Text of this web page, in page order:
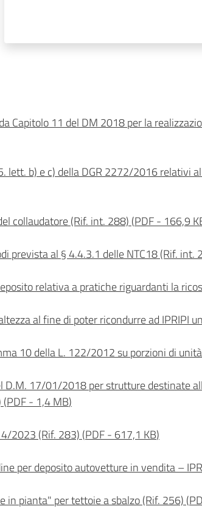
Capitolo 11 del DM 2018 per la
lett. b) e c) della DGR 2272/2016 relativi
collaudatore (Rif. int. 288) (PDF- 166,9
prevista al § 4.4.3.1 delle NTC18 (Rif. int.
relativa a pratiche riguardanti la
al fine di poter ricondurre ad IPRIPI
10 della L. 122/2012 su porzioni di
D.M. 17/01/2018 per strutture destinate
(PDF- 1,4 MB)
2023 (Rif. 283) (PDF- 617,1 KB)
per deposito autovetture in vendita –
pianta" per tettoie a sbalzo (Rif. 256) (